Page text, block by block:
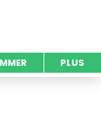
PLUS